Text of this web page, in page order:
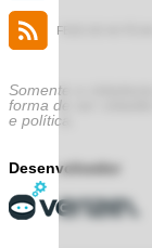
FEED DE NOTÍCIAS
Somente a
forma de ser
e política.
Desenvolvedor